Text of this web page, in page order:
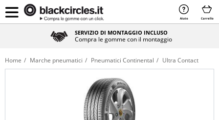
Aiuto Carrello
SERVIZIO DI MONTAGGIO INCLUSO
Compra le gomme con il montaggio
Home Marche pneumatici Pneumatici Continental Ultra Contact